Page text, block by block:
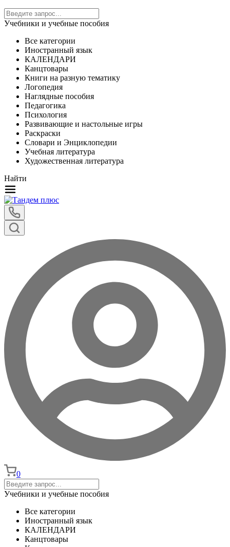
Учебники и учебные пособия
Все категории
Иностранный язык
КАЛЕНДАРИ
Канцтовары
Книги на разную тематику
Логопедия
Наглядные пособия
Педагогика
Психология
Развивающие и настольные игры
Раскраски
Словари и Энциклопедии
Учебная литература
Художественная литература
Найти
0
Учебники и учебные пособия
Все категории
Иностранный язык
КАЛЕНДАРИ
Канцтовары